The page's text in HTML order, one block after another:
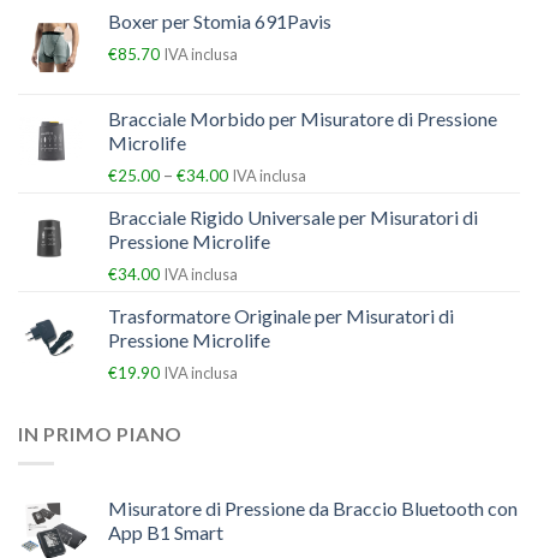
Boxer per Stomia 691Pavis
€85.70 IVA inclusa
Bracciale Morbido per Misuratore di Pressione
Microlife
€25.00 – €34.00 IVA inclusa
Bracciale Rigido Universale per Misuratori di
Pressione Microlife
€34.00 IVA inclusa
Trasformatore Originale per Misuratori di
Pressione Microlife
€19.90 IVA inclusa
IN PRIMO PIANO
Misuratore di Pressione da Braccio Bluetooth con
App B1 Smart